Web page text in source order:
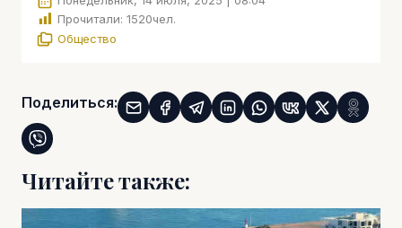
Прочитали: 1520чел.
Общество
Поделиться:
Читайте также: